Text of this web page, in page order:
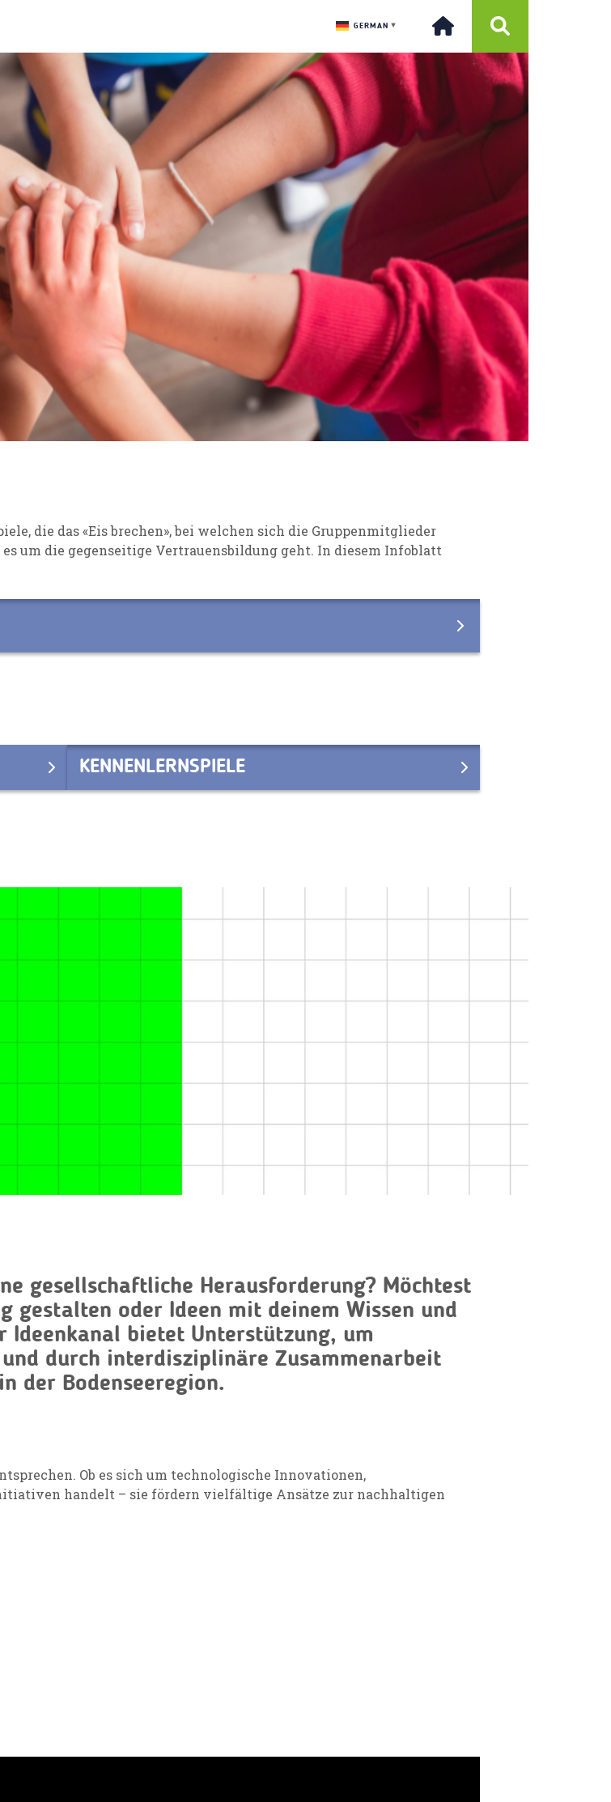
GERMAN ▼
die das«Eis brechen», bei welchen sich die Gruppenmitglieder
um die gegenseitige Vertrauensbildung geht. In diesem Infoblatt
KENNENLERNSPIELE
gesellschaftliche Herausforderung? Möchtest
gestalten oder Ideen mit deinem Wissen und
Ideenkanal bietet Unterstützung, um
durch interdisziplinäre Zusammenarbeit
der Bodenseeregion.
Ob es sich um technologische Innovationen,
handelt – sie fördern vielfältige Ansätze zur nachhaltigen